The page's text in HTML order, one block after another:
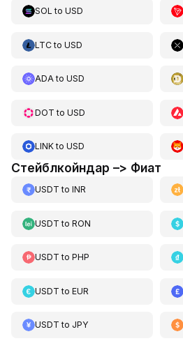
SOL to USD
LTCto USD
ADAto USD
DOT to USD
LINKto USD
Стейблкойндар –> Фиат
USDT to INR
USDT to RON
USDT to PHP
USDT to EUR
USDT to JPY